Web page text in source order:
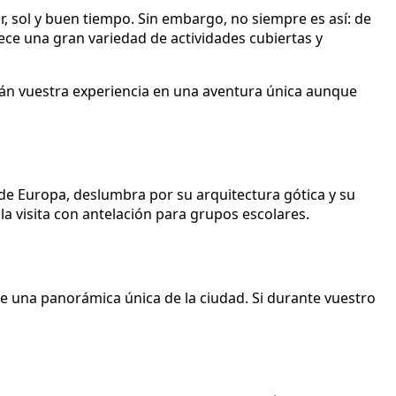
y buen tiempo. Sin embargo, no siempre es así: de
una gran variedad de actividades cubiertas y
vuestra experiencia en una aventura única aunque
Europa, deslumbra por su arquitectura gótica y su
visita con antelación para grupos escolares.
una panorámica única de la ciudad. Si durante vuestro